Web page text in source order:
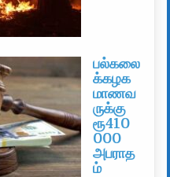
பல்கலை
க்கழக
மாணவ
ருக்கு
ரூ410
000
அபராத
ம்